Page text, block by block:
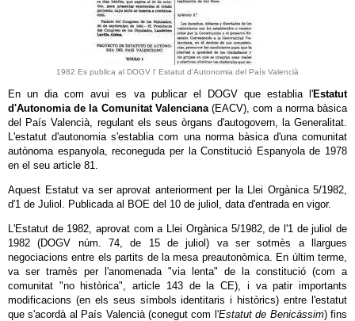
1982 Es publica al DOGV l' Estatut d'Autonomia del País Valencià
En un dia com avui es va publicar el DOGV que establia l'Estatut
d'Autonomia de la Comunitat Valenciana(EACV), com a norma bàsica
del País Valencià, regulant els seus òrgans d'autogovern, la Generalitat.
L'estatut d'autonomia s'establia com una norma bàsica d'una comunitat
autònoma espanyola, reconeguda per la Constitució Espanyola de 1978
en el seu article 81.
Aquest Estatut va ser aprovat anteriorment per la Llei Orgànica 5/1982,
d'1 de Juliol. Publicada al BOE del 10 de juliol, data d'entrada en vigor.
L'Estatut de 1982, aprovat com a Llei Orgànica 5/1982, de l'1 de juliol de
1982 (DOGV núm. 74, de 15 de juliol) va ser sotmès a llargues
negociacions entre els partits de lamesa preautonòmica. En últim terme,
va ser tramès per l'anomenada "via lenta" de la constitució (com a
comunitat "no històrica", article 143 de la CE), i va patir importants
modificacions (en els seus símbols identitaris i històrics) entre l'estatut
que s'acordà al País Valencià (conegut com l'Estatut de Benicàssim) fins